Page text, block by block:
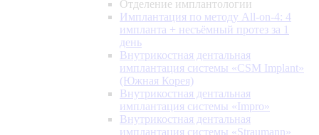
Отделение имплантологии
Имплантация по методу All-on-4: 4
импланта + несъёмный протез за 1
день
Внутрикостная дентальная
имплантация системы «CSM Implant»
(Южная Корея)
Внутрикостная дентальная
имплантация системы «Impro»
Внутрикостная дентальная
имплантация системы «Straumann»